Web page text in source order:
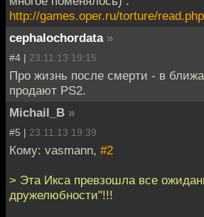
http://games.oper.ru/torture/
cephalochordata »
#4 | 23.11.13 19:15
Про жизнь после смерти - в
продают PS2.
Michail_B »
#5 | 23.11.13 19:39
Кому: vasmann, #2
> Эта Икса превзошла все
дружелюбности"!!!